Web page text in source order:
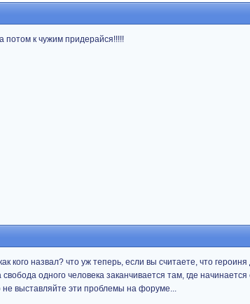
потом к чужим придерайся!!!!!
кого назвал? что уж теперь, если вы считаете, что
одного человека заканчивается там, где начинается
не выставляйте эти проблемы на форуме...